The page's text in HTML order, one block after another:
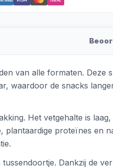
van alle formaten. Deze
waardoor de snacks
Het vetgehalte is
proteïnes en
Dankzij de